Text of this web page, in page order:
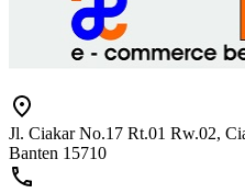
Jl. Ciakar No.17 Rt.01 Rw.02,
Banten 15710